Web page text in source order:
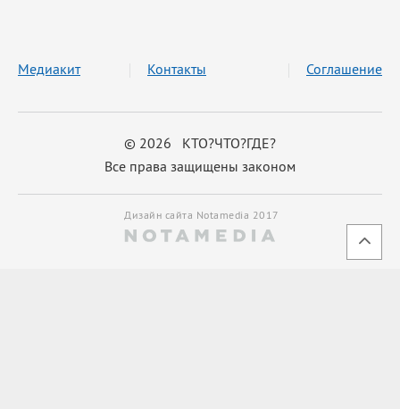
© 2026 КТО?ЧТО?ГДЕ?
Все права защищены законом
Медиакит Контакты Соглашение
Дизайн сайта Notamedia 2017